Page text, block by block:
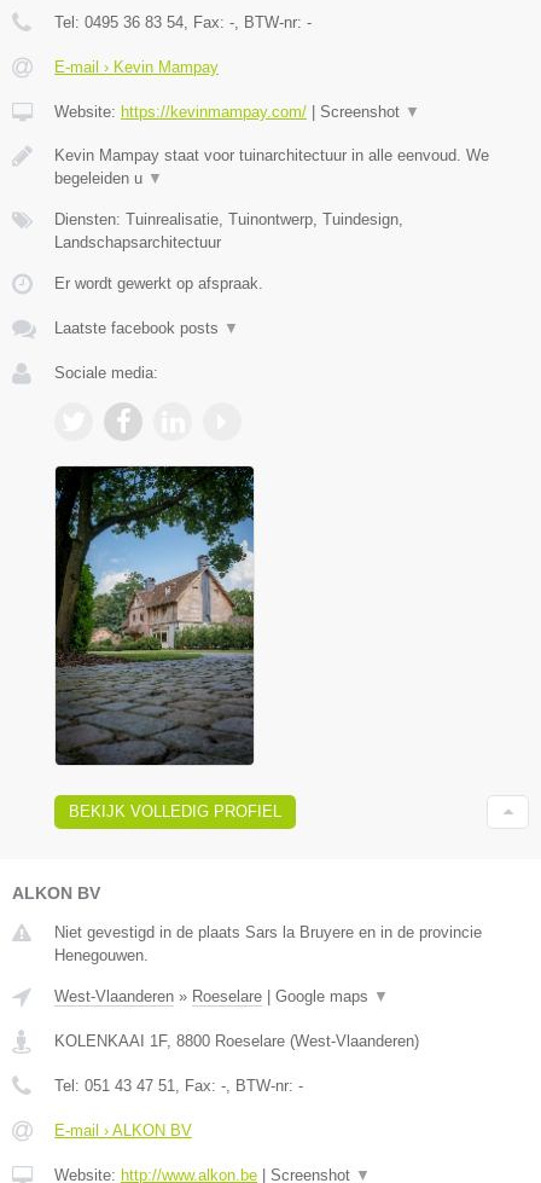
Tel: 0495 36 83 54, Fax: -, BTW-nr: -
E-mail › Kevin Mampay
Website: https://kevinmampay.com/ Screenshot ▼
Kevin Mampay staat voor tuinarchitectuur in alle eenvoud. We
begeleiden u ▼
Diensten: Tuinrealisatie, Tuinontwerp, Tuindesign,
Landschapsarchitectuur
Er wordt gewerkt op afspraak.
Laatste facebook posts ▼
Sociale media:
BEKIJK VOLLEDIG PROFIEL
ALKON BV
Niet gevestigd in de plaats Sars la Bruyere en in de provincie
Henegouwen.
West-Vlaanderen » Roeselare Google maps ▼
KOLENKAAI 1F, 8800 Roeselare (West-Vlaanderen)
Tel: 051 43 47 51, Fax: -, BTW-nr: -
E-mail › ALKON BV
Website: http://www.alkon.be Screenshot ▼